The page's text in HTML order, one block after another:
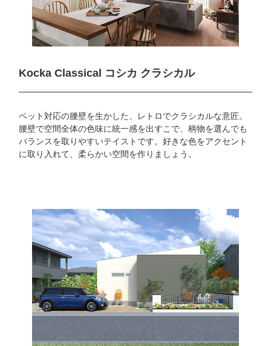
Kocka Classical コシカ クラシカル
ペット対応の腰壁を生かした、レトロでクラシカルな意匠。
腰壁で空間全体の色味に統一感を出すこで、柄物を選んでも
バランスを取りやすいテイストです。好きな色をアクセント
に取り入れて、柔らかい空間を作りましょう。